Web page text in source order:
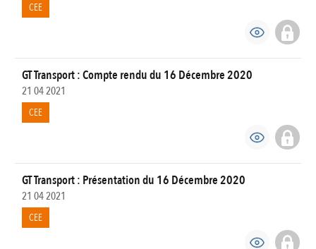
CEE
GT Transport : Compte rendu du 16 Décembre 2020
21 04 2021
CEE
GT Transport : Présentation du 16 Décembre 2020
21 04 2021
CEE